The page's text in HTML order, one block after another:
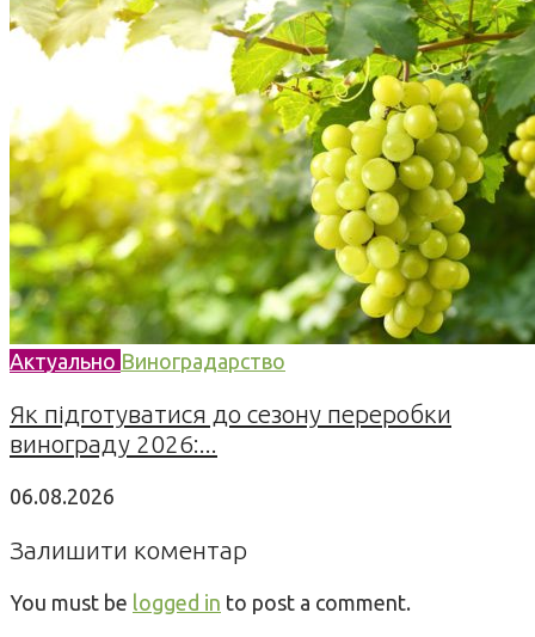
Актуально Виноградарство
Як підготуватися до сезону переробки
винограду 2026:...
06.08.2026
Залишити коментар
You must be logged in to post a comment.